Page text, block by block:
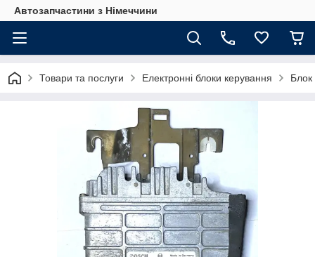
Автозапчастини з Німеччини
Товари та послуги Електронні блоки керування